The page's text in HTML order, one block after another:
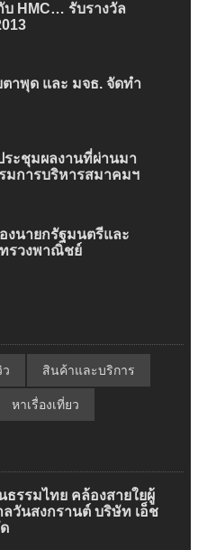
HMC… รับรางวัล
าพุด และ มจธ. จัดทำ
ระชุมผลงานที่ผ่านมา
การบริหารสมาคมฯ
งนายกรัฐมนตรีและ
รวงพาณิชย์
สินค้าและบริการ
หาเรื่องเที่ยว
รรมไทย คล้องสายใยผู้
ลวันสงกรานต์ บริษัท เอ็ช